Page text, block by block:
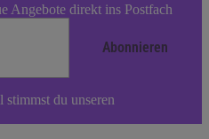
Angebote direkt ins Postfach
Abonnieren
du unseren